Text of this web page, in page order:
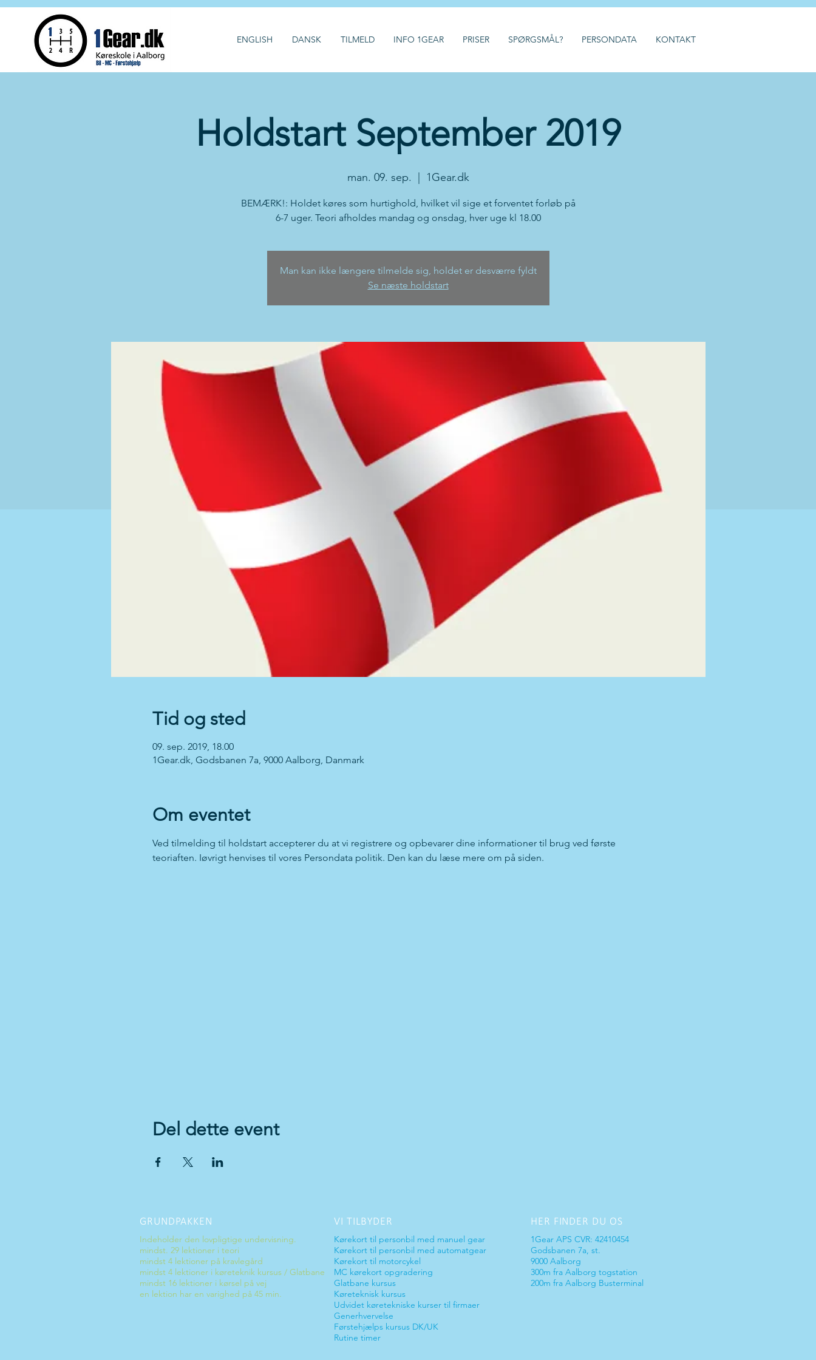
ENGLISH DANSK TILMELD INFO 1GEAR PRISER SPØRGSMÅL? PERSONDATA KONTAKT
Holdstart September 2019
man. 09. sep. 1Gear.dk
BEMÆRK!: Holdet køres som hurtighold, hvilket vil sige et forventet forløb på
6-7 uger. Teori afholdes mandag og onsdag, hver uge kl 18.00
Man kan ikke længere tilmelde sig, holdet er desværre fyldt
Se næste holdstart
Tid og sted
09. sep. 2019, 18.00
1Gear.dk, Godsbanen 7a, 9000 Aalborg, Danmark
Om eventet
Ved tilmelding til holdstart accepterer du at vi registrere og opbevarer dine informationer til brug ved første
teoriaften. Iøvrigt henvises til vores Persondata politik. Den kan du læse mere om på siden.
Del dette event
GRUNDPAKKEN
Indeholder den lovpligtige undervisning.
mindst. 29 lektioner i teori
mindst 4 lektioner på kravlegård
mindst 4 lektioner i køreteknik kursus / Glatbane
mindst 16 lektioner i kørsel på vej
en lektion har en varighed på 45 min.
VI TILBYDER
Kørekort til personbil med manuel gear
Kørekort til personbil med automatgear
Kørekort til motorcykel
MC kørekort opgradering
Glatbane kursus
Køreteknisk kursus
Udvidet køretekniske kurser til firmaer
Generhvervelse
Førstehjælps kursus DK/UK
Rutine timer
HER FINDER DU OS
1Gear APS CVR: 42410454
Godsbanen 7a, st.
9000 Aalborg
300m fra Aalborg togstation
200m fra Aalborg Busterminal